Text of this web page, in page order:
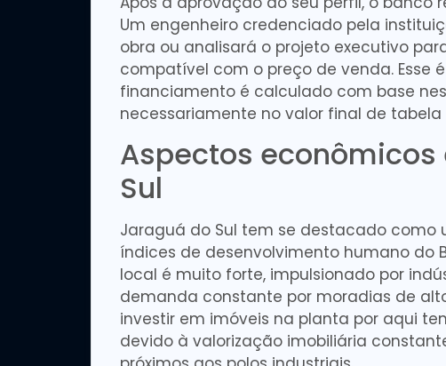
Um engenheiro credenciado pela
obra ou analisará o projeto executivo
compatível com o preço de venda. Esse
financiamento é calculado com base
necessariamente no valor final de
Aspectos
Sul
Jaraguá do Sul tem se destacado
índices de desenvolvimento humano do
local é muito forte, impulsionado por
demanda constante por moradias de
investir em imóveis na planta por aqui
devido à valorização imobiliária